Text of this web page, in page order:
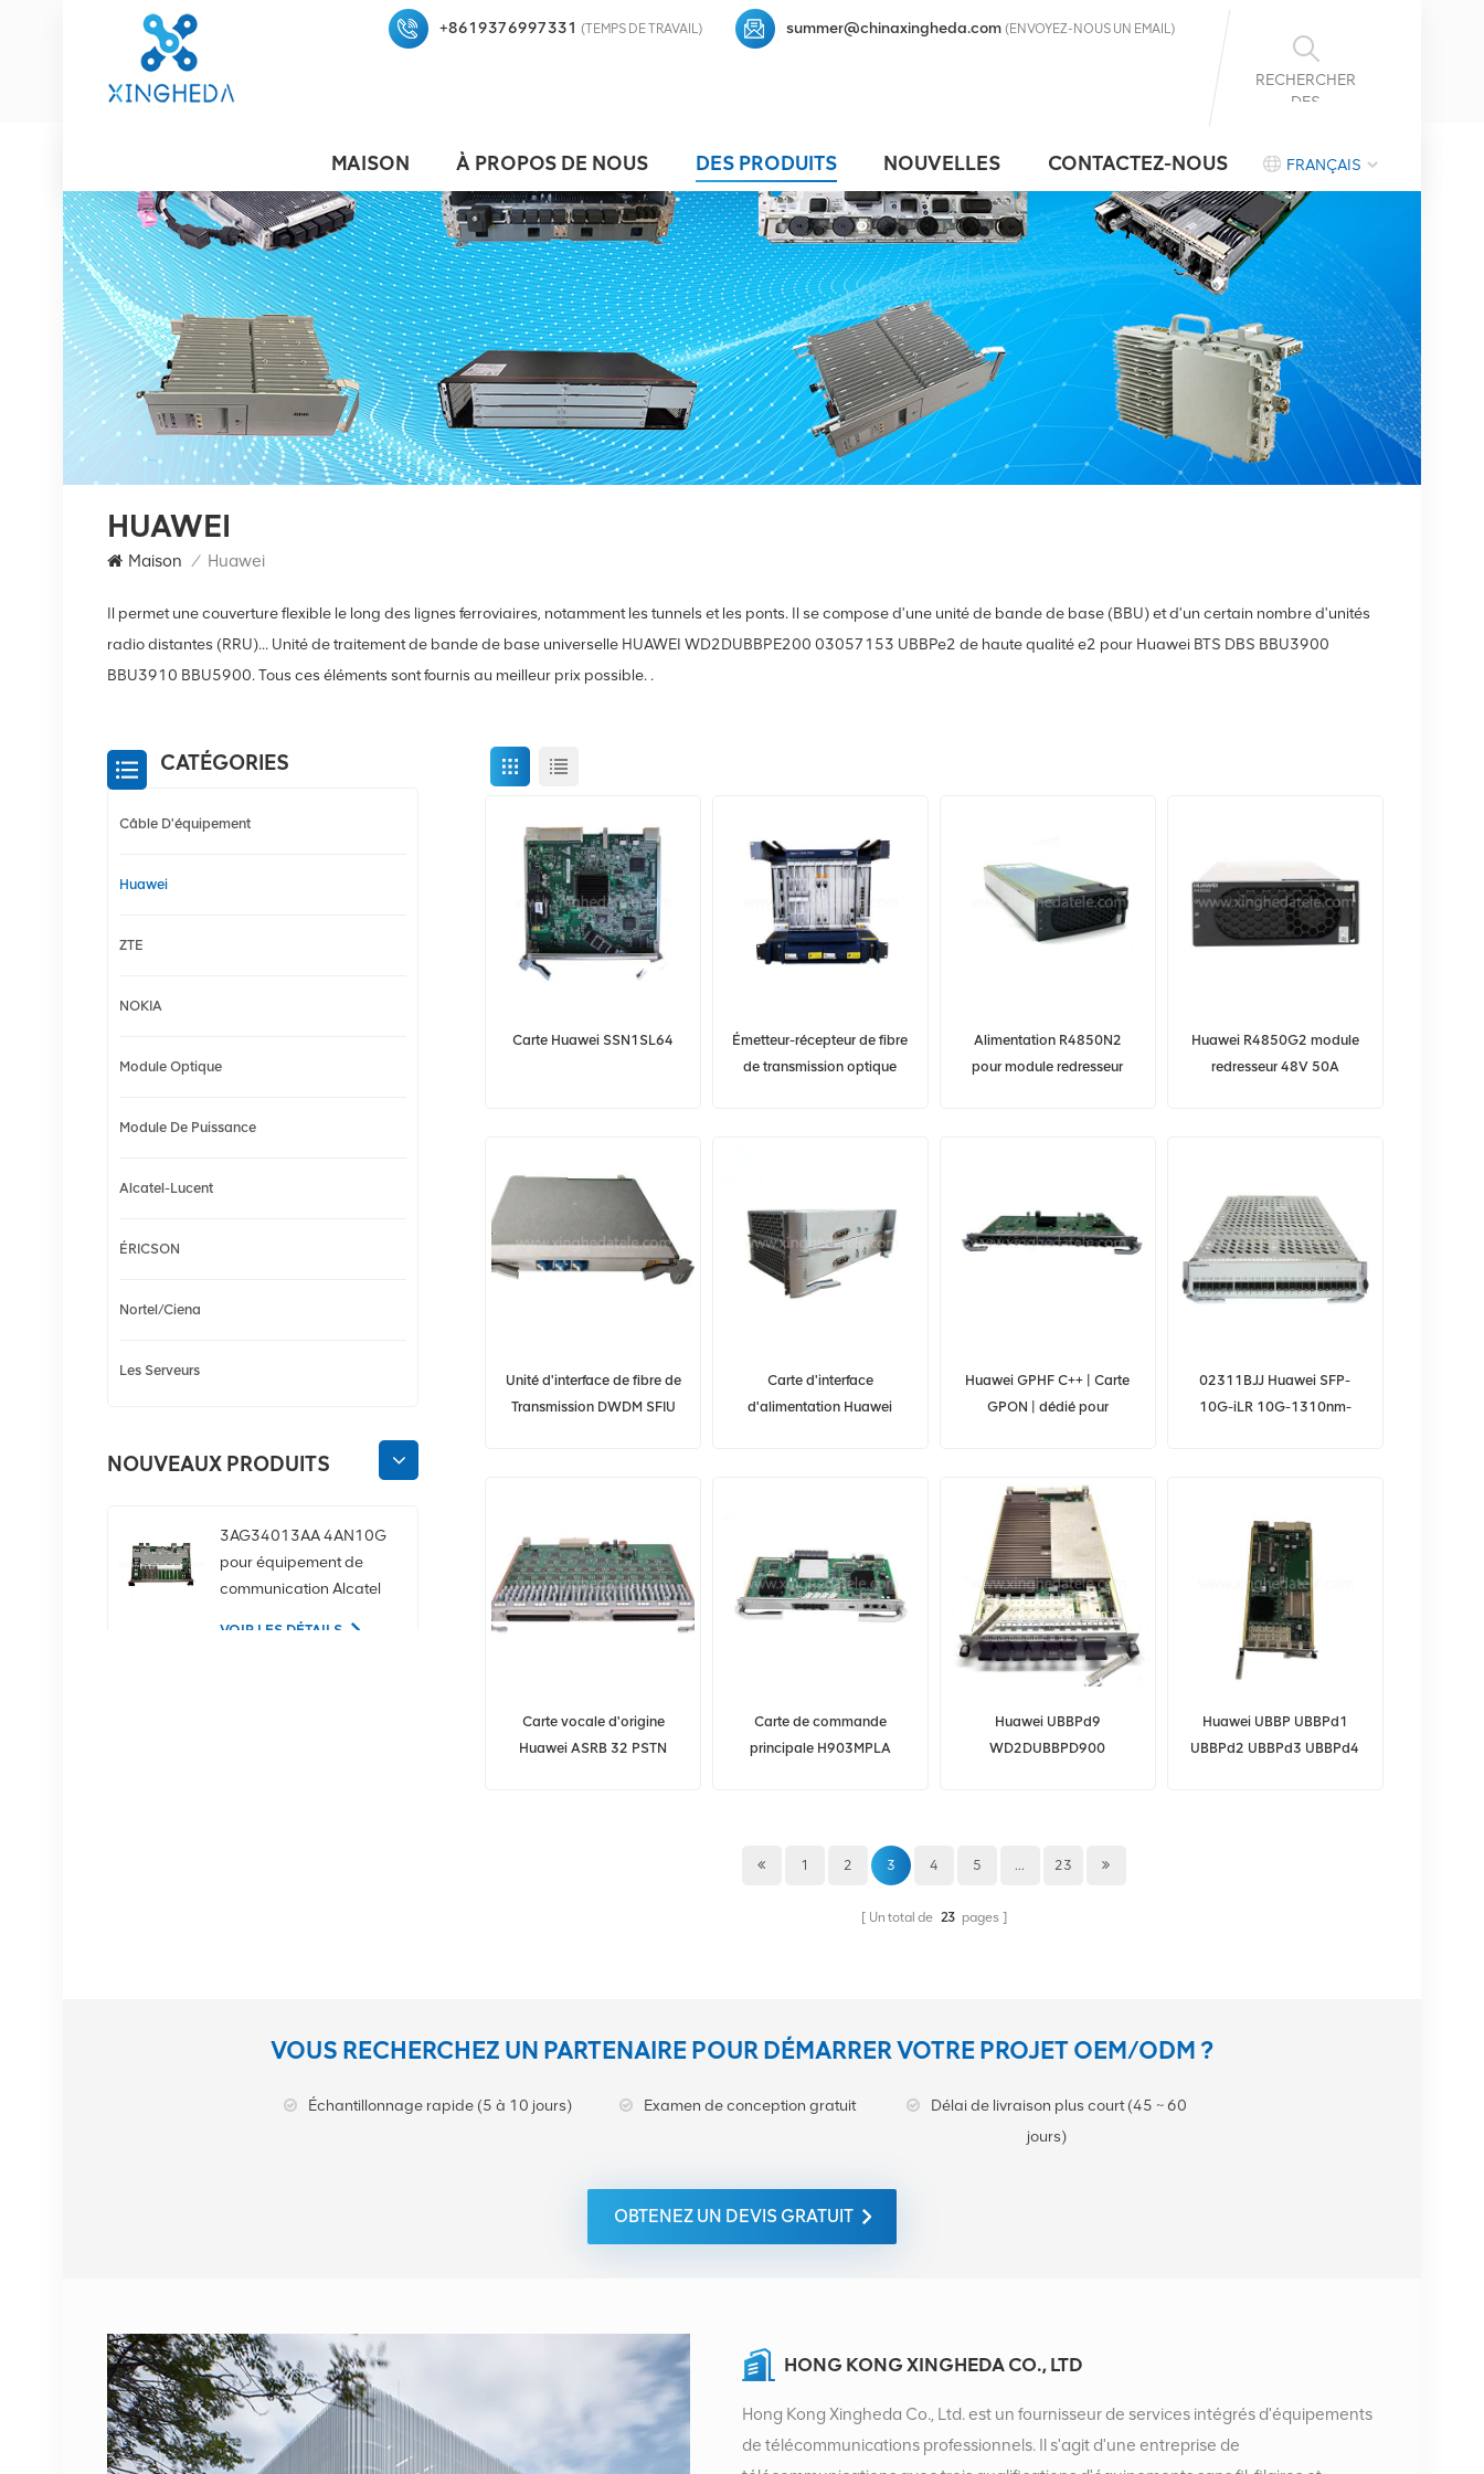
RECHERCHER
DES
+8619376997331 (TEMPS DE TRAVAIL) summer@chinaxingheda.com (ENVOYEZ-NOUS UN EMAIL)
MAISON À PROPOS DE NOUS DES PRODUITS NOUVELLES CONTACTEZ-NOUS FRANÇAIS
HUAWEI
Maison / Huawei
Il permet une couverture flexible le long des lignes ferroviaires, notamment les tunnels et les ponts. Il se compose d'une unité de bande de base (BBU) et d'un certain nombre d'unités
radio distantes (RRU)... Unité de traitement de bande de base universelle HUAWEI WD2DUBBPE200 03057153 UBBPe2 de haute qualité e2 pour Huawei BTS DBS BBU3900
BBU3910 BBU5900. Tous ces éléments sont fournis au meilleur prix possible. .
Carte Huawei SSN1SL64
Émetteur-récepteur de fibre
de transmission optique
Alimentation R4850N2
pour module redresseur
Huawei R4850G2 module
redresseur 48V 50A
Unité d'interface de fibre de
Transmission DWDM SFIU
Carte d'interface
d'alimentation Huawei
Huawei GPHF C++ | Carte
GPON | dédié pour
02311BJJ Huawei SFP-
10G-iLR 10G-1310nm-
Carte vocale d'origine
Huawei ASRB 32 PSTN
Carte de commande
principale H903MPLA
liaison montante optique 4
Huawei UBBPd9
WD2DUBBPD900
Huawei UBBP UBBPd1
UBBPd2 UBBPd3 UBBPd4
1 2 3 4 5 ... 23
Un total de 23 pages
CATÉGORIES
Câble D'équipement
Huawei
ZTE
NOKIA
Module Optique
Module De Puissance
Alcatel-Lucent
ÉRICSON
Nortel/Ciena
Les Serveurs
NOUVEAUX PRODUITS
3AG34013AA 4AN10G
pour équipement de
communication Alcatel
VOIR LES DÉTAILS
AHEGC 474914A
1662SMC 3AL98324AA
SYNTH4V2 pour
équipement de
communication Alcatel
Lucent
VOIR LES DÉTAILS
VOUS RECHERCHEZ UN PARTENAIRE POUR DÉMARRER VOTRE PROJET OEM/ODM ?
Échantillonnage rapide (5 à 10 jours) Examen de conception gratuit
Délai de livraison plus court (45 ~ 60
jours)
OBTENEZ UN DEVIS GRATUIT
HONG KONG XINGHEDA CO., LTD
Hong Kong Xingheda Co., Ltd. est un fournisseur de services intégrés d'équipements
de télécommunications professionnels. Il s'agit d'une entreprise de